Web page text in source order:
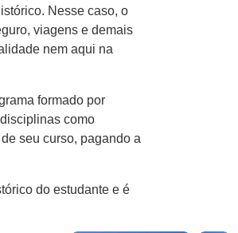
Nesse caso, o
viagens e demais
nem aqui na
formado por
como
seu curso, pagando a
do estudante e é